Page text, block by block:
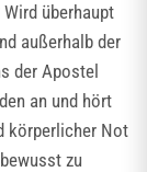
überhaupt
außerhalb der
der Apostel
an und hört
körperlicher Not
zu